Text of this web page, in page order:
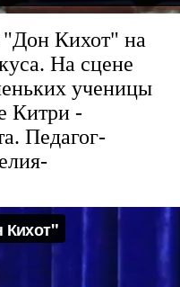
"Дон Кихот" на
На сцене
ученицы
Китри -
Педагог-